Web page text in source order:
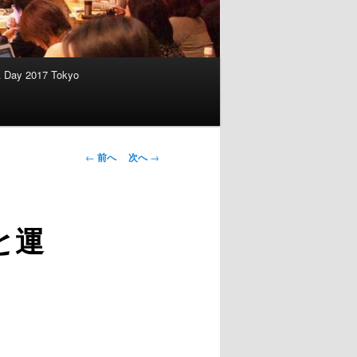
Day 2017 Tokyo
投稿ナビゲー
← 前へ 次へ→
運